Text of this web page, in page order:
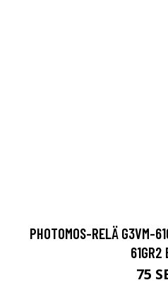
PHOTOMOS-RELÄ G3VM-
61GR2
75